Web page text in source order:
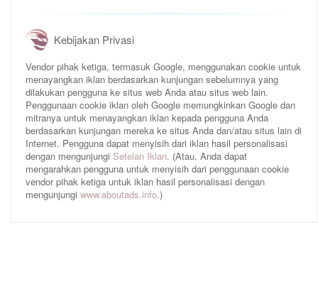
Kebijakan Privasi
Vendor pihak ketiga, termasuk Google, menggunakan cookie untuk
menayangkan iklan berdasarkan kunjungan sebelumnya yang
dilakukan pengguna ke situs web Anda atau situs web lain.
Penggunaan cookie iklan oleh Google memungkinkan Google dan
mitranya untuk menayangkan iklan kepada pengguna Anda
berdasarkan kunjungan mereka ke situs Anda dan/atau situs lain di
Internet. Pengguna dapat menyisih dari iklan hasil personalisasi
dengan mengunjungi Setelan Iklan. (Atau, Anda dapat
mengarahkan pengguna untuk menyisih dari penggunaan cookie
vendor pihak ketiga untuk iklan hasil personalisasi dengan
mengunjungi www.aboutads.info.)